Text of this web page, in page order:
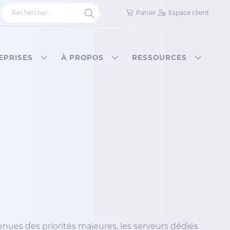
Panier Espace client
À PROPOS RESSOURCES
des priorités majeures, les serveurs dédiés